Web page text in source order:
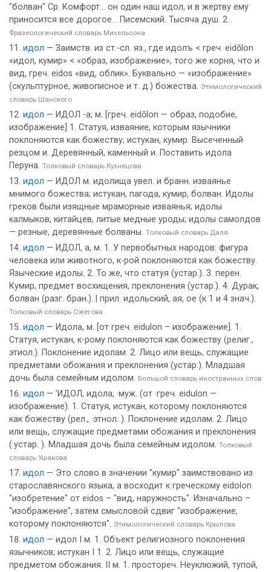
"болван" Ср. Комфорт... он один наш идол, и в жертву ему
приносится все дорогое... Писемский. Тысяча душ. 2...
Фразеологический словарь Михельсона
идол — Заимств. из ст.-сл. яз., где идолъ < греч. eidōlon
«идол, кумир» < «образ, изображение», того же корня, что и
вид, греч. eidos «вид, облик». Буквально — «изображение»
(скульптурное, живописное и т. д.) божества. Этимологический
словарь Шанского
идол — ИДОЛ -а; м. [греч. eidōlon — образ, подобие,
изображение] 1. Статуя, изваяние, которым язычники
поклоняются как божеству; истукан, кумир. Высеченный
резцом и. Деревянный, каменный и. Поставить идола
Перуна. Толковый словарь Кузнецова
идол — ИДОЛ м. идолища увел. и бранн. изваянье
мнимого божества; истукан, пагода, кумир, болван. Идолы
греков были изящные мраморные изваянья; идолы
калмыков, китайцев, литые медные уроды; идолы самолдов
— резные, деревянные болваны. Толковый словарь Даля
идол — ИДОЛ, а, м. 1. У первобытных народов: фигура
человека или животного, к-рой поклоняются как божеству.
Языческие идолы. 2. То же, что статуя (устар.). 3. перен.
Кумир, предмет восхищения, преклонения (устар.). 4. Дурак,
болван (разг. бран.). | прил. идольский, ая, ое (к 1 и 4 знач.).
Толковый словарь Ожегова
идол — Идола, м. [от греч. eidulon – изображение]. 1.
Статуя, истукан, к-рому поклоняются как божеству (религ.,
этиол.). Поклонение идолам. 2. Лицо или вещь, служащие
предметами обожания и преклонения (устар.). Младшая
дочь была семейным идолом. Большой словарь иностранных слов
идол — ’ИДОЛ, идола, ·муж. (от ·греч. eidulon —
изображение). 1. Статуя, истукан, которому поклоняются
как божеству (рел., ·этнол. ). Поклонение идолам. 2. Лицо
или вещь, служащие предметами обожания и преклонения
(·устар. ). Младшая дочь была семейным идолом. Толковый
словарь Ушакова
идол — Это слово в значении "кумир" заимствовано из
старославянского языка, а восходит к греческому eidolon
"изобретение" от eidos – "вид, наружность". Изначально –
"изображение", затем смысловой сдвиг "изображение,
которому поклоняются". Этимологический словарь Крылова
идол — идол I м. 1. Объект религиозного поклонения
язычников; истукан I 1. 2. Лицо или вещь, служащие
предметом обожания. II м. 1. простореч. Неуклюжий, тупой,